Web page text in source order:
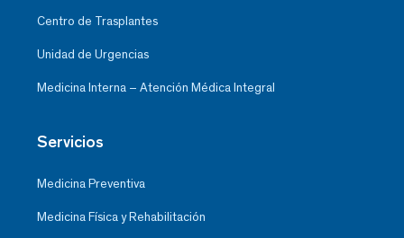
Centro de Trasplantes
Unidad de Urgencias
Medicina Interna – Atención Médica Integral
Servicios
Medicina Preventiva
Medicina Física y Rehabilitación